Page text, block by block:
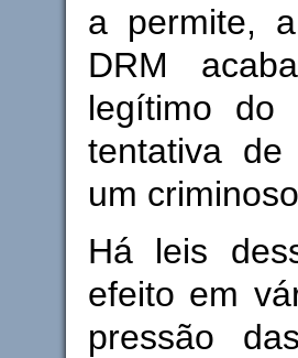
a permite,
DRM
legítimo do
tentativa
um
Há leis
efeito em
pressão